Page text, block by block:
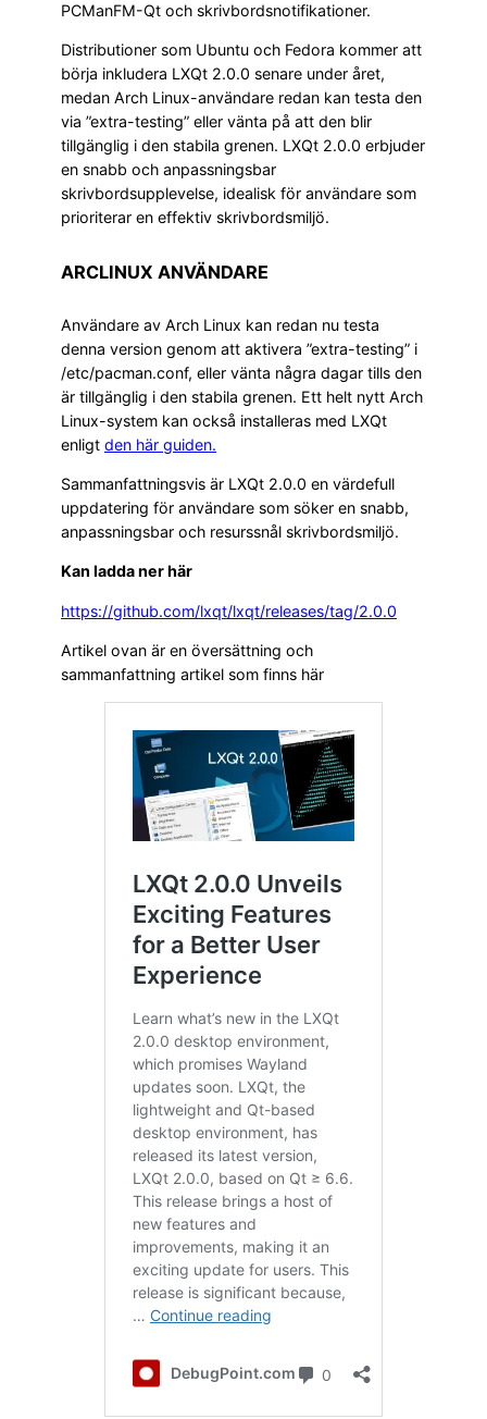
PCManFM-Qt och skrivbordsnotifikationer.
Distributioner som Ubuntu och Fedora kommer att
börja inkludera LXQt 2.0.0 senare under året,
medan Arch Linux-användare redan kan testa den
via ”extra-testing” eller vänta på att den blir
tillgänglig i den stabila grenen. LXQt 2.0.0 erbjuder
en snabb och anpassningsbar
skrivbordsupplevelse, idealisk för användare som
prioriterar en effektiv skrivbordsmiljö.
ARCLINUX ANVÄNDARE
Användare av Arch Linux kan redan nu testa
denna version genom att aktivera ”extra-testing” i
/etc/pacman.conf, eller vänta några dagar tills den
är tillgänglig i den stabila grenen. Ett helt nytt Arch
Linux-system kan också installeras med LXQt
enligt den här guiden.
Sammanfattningsvis är LXQt 2.0.0 en värdefull
uppdatering för användare som söker en snabb,
anpassningsbar och resurssnål skrivbordsmiljö.
Kan ladda ner här
https://github.com/lxqt/lxqt/releases/tag/2.0.0
Artikel ovan är en översättning och
sammanfattning artikel som finns här